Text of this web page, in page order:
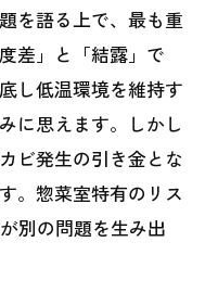
を語る上で、最も重
差」と「結露」で
し低温環境を維持す
に思えます。しかし
ビ発生の引き金とな
。惣菜室特有のリス
別の問題を生み出